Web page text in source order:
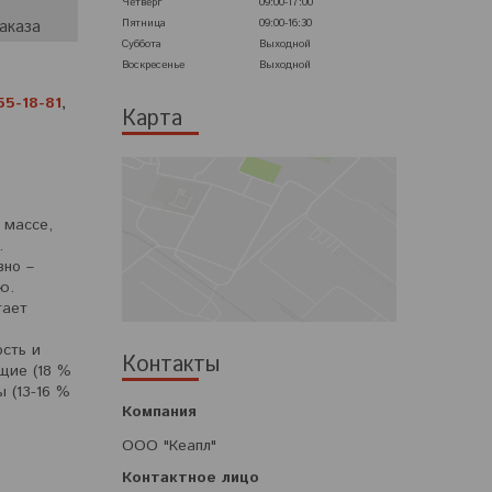
Пятница
09:00-16:30
Суббота
Выходной
Воскресенье
Выходной
Карта
Контакты
ООО "Кеапл"
18-81,
–
и
(18 %
(13-16 %